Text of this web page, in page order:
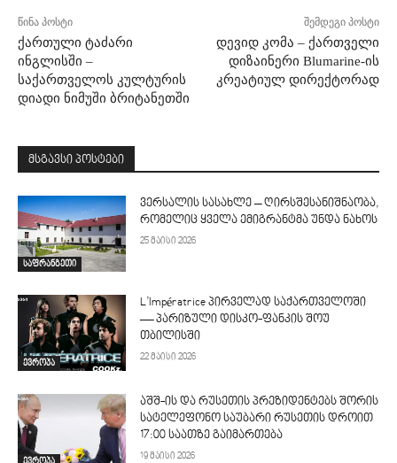
წინა პოსტი
ქართული ტაძარი
ინგლისში –
საქართველოს კულტურის
დიადი ნიმუში ბრიტანეთში
შემდეგი პოსტი
დევიდ კომა – ქართველი
დიზაინერი Blumarine-ის
კრეატიულ დირექტორად
მსგავსი პოსტები
საფრანგეთი
ვერსალის სასახლე – ღირსშესანიშნაობა,
რომელიც ყველა ემიგრანტმა უნდა ნახოს
25 მაისი 2026
ევროპა
L’Impératrice პირველად საქართველოში
— პარიზული დისკო-ფანკის შოუ
თბილისში
22 მაისი 2026
აშშ-ის და რუსეთის პრეზიდენტებს შორის
სატელეფონო საუბარი რუსეთის დროით
17:00 საათზე გაიმართება
19 მაისი 2026